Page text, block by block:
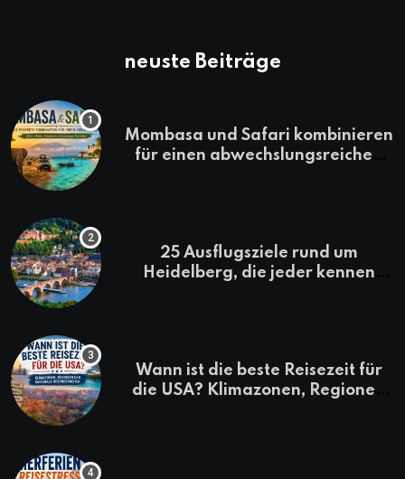
neuste Beiträge
Mombasa und Safari kombinieren
für einen abwechslungsreichen
25 Ausflugsziele rund um
Heidelberg, die jeder kennen
Wann ist die beste Reisezeit für
die USA? Klimazonen, Regionen